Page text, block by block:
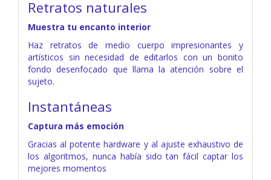
Retratos naturales
Muestra tu encanto interior
Haz retratos de medio cuerpo impresionantes y
artísticos sin necesidad de editarlos con un bonito
fondo desenfocado que llama la atención sobre el
sujeto.
Instantáneas
Captura más emoción
Gracias al potente hardware y al ajuste exhaustivo de
los algoritmos, nunca había sido tan fácil captar los
mejores momentos